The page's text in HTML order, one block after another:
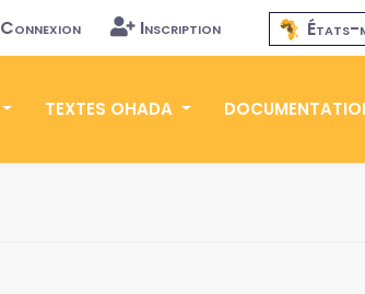
Connexion Inscription États-
TEXTES OHADA